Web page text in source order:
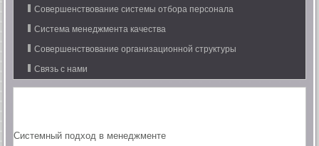
Совершенствование системы отбора персонала
Система менеджмента качества
Совершенствование организационной структуры
Связь с нами
Системный подход в менеджменте